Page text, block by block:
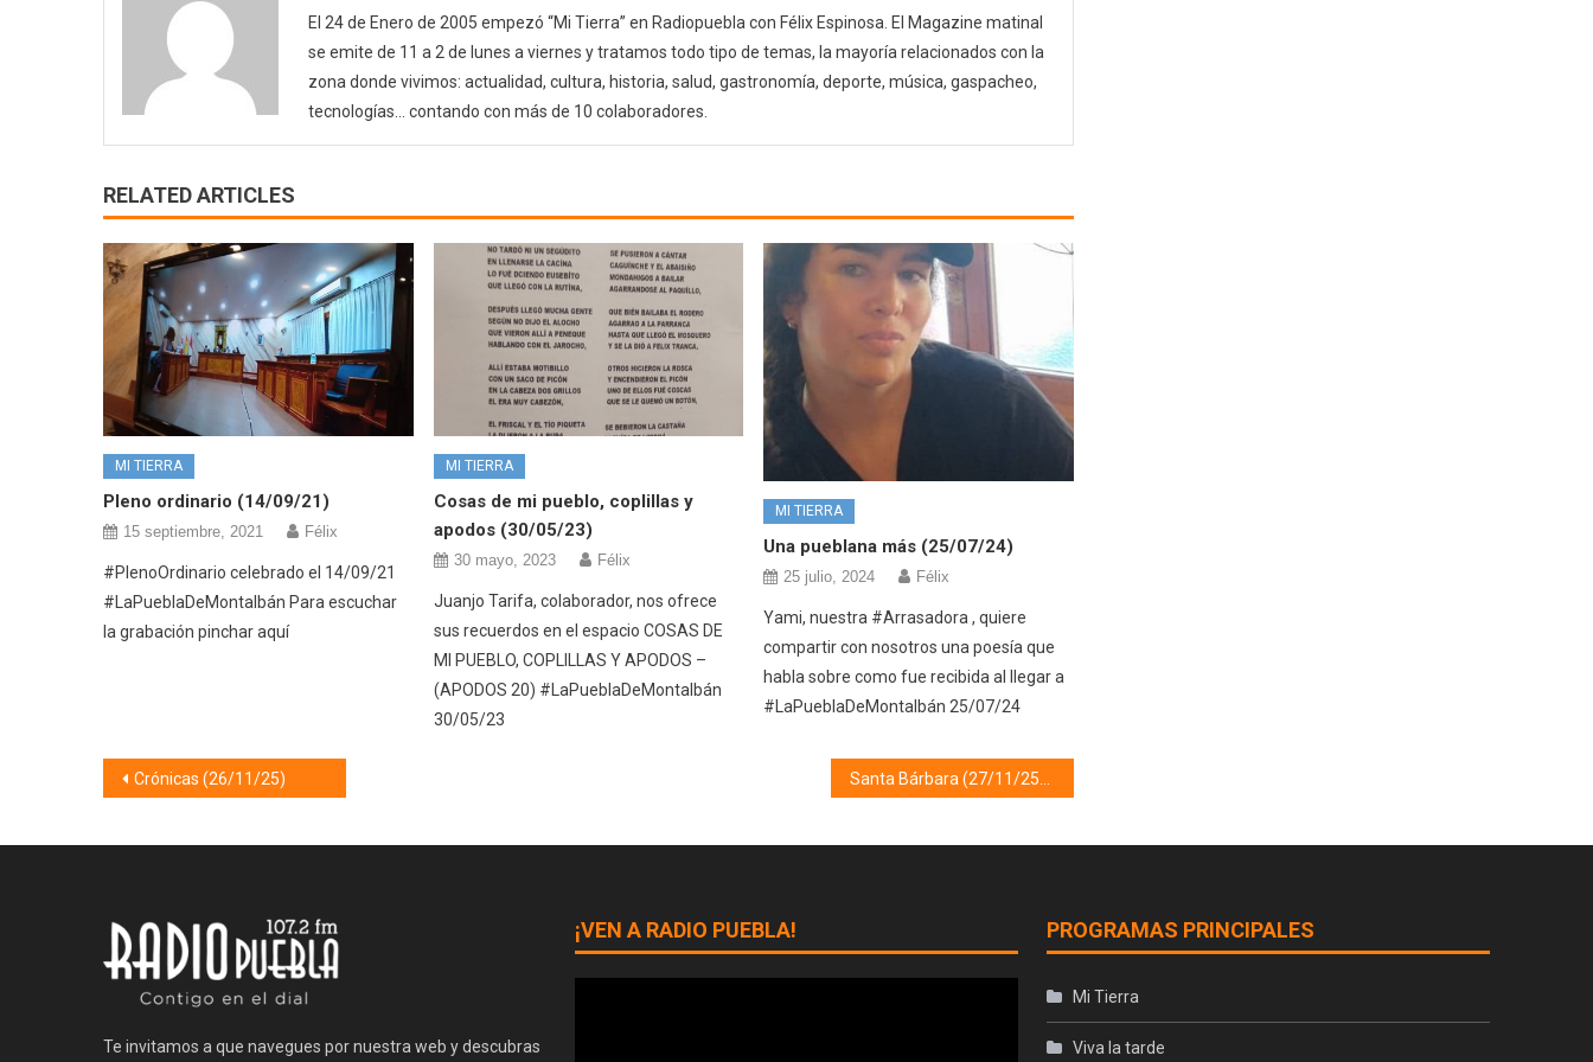
El 24 de Enero de 2005 empezó “Mi Tierra” en Radiopuebla con Félix Espinosa. El Magazine matinal
se emite de 11 a 2 de lunes a viernes y tratamos todo tipo de temas, la mayoría relacionados con la
zona donde vivimos: actualidad, cultura, historia, salud, gastronomía, deporte, música, gaspacheo,
tecnologías… contando con más de 10 colaboradores.
RELATED ARTICLES
MI TIERRA
Pleno ordinario (14/09/21)
15 septiembre, 2021 Félix
#PlenoOrdinario celebrado el 14/09/21
#LaPueblaDeMontalbán Para escuchar
la grabación pinchar aquí
MI TIERRA
Cosas de mi pueblo, coplillas y
apodos (30/05/23)
30 mayo, 2023 Félix
Juanjo Tarifa, colaborador, nos ofrece
sus recuerdos en el espacio COSAS DE
MI PUEBLO, COPLILLAS Y APODOS –
(APODOS 20) #LaPueblaDeMontalbán
30/05/23
MI TIERRA
Una pueblana más (25/07/24)
25 julio, 2024 Félix
Yami, nuestra #Arrasadora , quiere
compartir con nosotros una poesía que
habla sobre como fue recibida al llegar a
#LaPueblaDeMontalbán 25/07/24
Navegación
Crónicas (26/11/25)
Te invitamos a que navegues por nuestra web y descubras
¡VEN A RADIO PUEBLA! PROGRAMAS PRINCIPALES
Mi Tierra
Viva la tarde